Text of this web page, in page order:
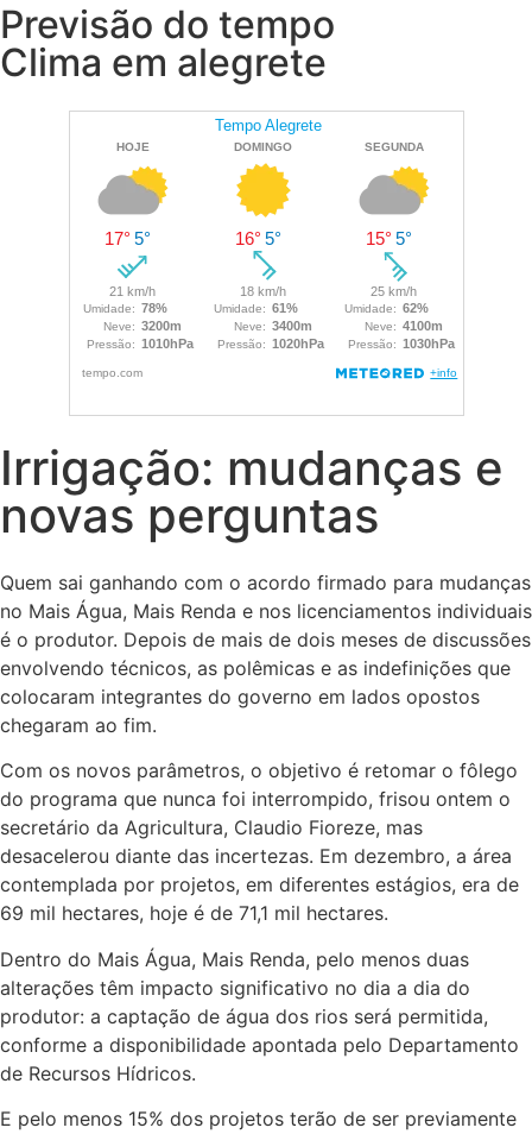
Previsão do tempo
Clima em alegrete
Irrigação: mudanças e
novas perguntas
Quem sai ganhando com o acordo firmado para mudanças
no Mais Água, Mais Renda e nos licenciamentos individuais
é o produtor. Depois de mais de dois meses de discussões
envolvendo técnicos, as polêmicas e as indefinições que
colocaram integrantes do governo em lados opostos
chegaram ao fim.
Com os novos parâmetros, o objetivo é retomar o fôlego
do programa que nunca foi interrompido, frisou ontem o
secretário da Agricultura, Claudio Fioreze, mas
desacelerou diante das incertezas. Em dezembro, a área
contemplada por projetos, em diferentes estágios, era de
69 mil hectares, hoje é de 71,1 mil hectares.
Dentro do Mais Água, Mais Renda, pelo menos duas
alterações têm impacto significativo no dia a dia do
produtor: a captação de água dos rios será permitida,
conforme a disponibilidade apontada pelo Departamento
de Recursos Hídricos.
E pelo menos 15% dos projetos terão de ser previamente